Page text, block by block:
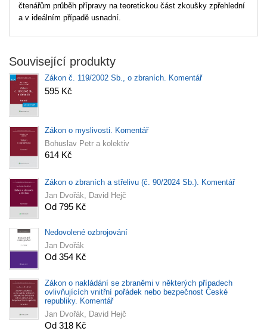
čtenářům průběh přípravy na teoretickou část zkoušky zpřehlední
a v ideálním případě usnadní.
Související produkty
Zákon č. 119/2002 Sb., o zbraních. Komentář
595 Kč
Zákon o myslivosti. Komentář
Bohuslav Petr a kolektiv
614 Kč
Zákon o zbraních a střelivu (č. 90/2024 Sb.). Komentář
Jan Dvořák, David Hejč
Od 795 Kč
Nedovolené ozbrojování
Jan Dvořák
Od 354 Kč
Zákon o nakládání se zbraněmi v některých případech
ovlivňujících vnitřní pořádek nebo bezpečnost České
republiky. Komentář
Jan Dvořák, David Hejč
Od 318 Kč